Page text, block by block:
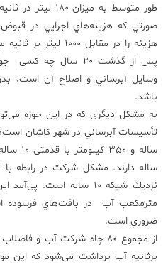
مجله
فرهنگی
و
هنری
طور متوسط به
صورتي كه هزينه‌هاي اجرايي در
هزينه را در مقابل
پس از گذشت 20 سال
وسایل آبرساني و اصلاح آن است،
باشد.
به مشکل دیگری که در این حوزه
مترمکعب آب در بافت‌هاي فرسوده
ضروري است.
برثانیه آب برداشت می‌شود که این